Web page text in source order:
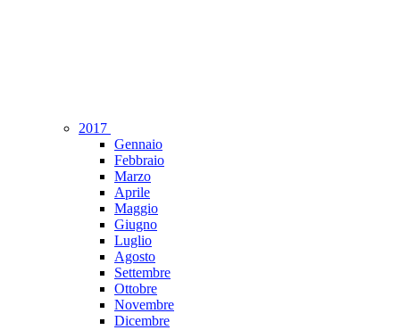
2017
Gennaio
Febbraio
Marzo
Aprile
Maggio
Giugno
Luglio
Agosto
Settembre
Ottobre
Novembre
Dicembre